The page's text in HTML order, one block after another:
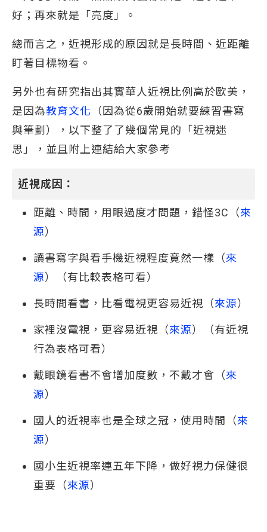
好；再來就是「亮度」。
總而言之，近視形成的原因就是長時間、近距離
盯著目標物看。
另外也有研究指出其實華人近視比例高於歐美，
是因為教育文化 （因為從6歲開始就要練習書寫
與筆劃），以下整了了幾個常見的「近視迷
思」，並且附上連結給大家參考
近視成因：
距離、時間，用眼過度才問題，錯怪3C（來
源）
讀書寫字與看手機近視程度竟然一樣（來
源）（有比較表格可看）
長時間看書，比看電視更容易近視（來源）
家裡沒電視，更容易近視（來源）（有近視
行為表格可看）
戴眼鏡看書不會增加度數，不戴才會（來
源）
國人的近視率也是全球之冠，使用時間（來
源）
國小生近視率連五年下降，做好視力保健很
重要（來源）